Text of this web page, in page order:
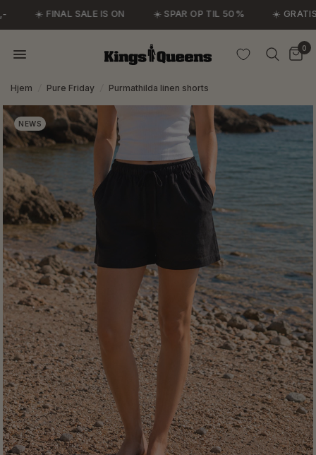
☀️ FINAL SALE IS ON ☀️ SPAR OP TIL 50% ☀️ GRATIS
0
Hjem Pure Friday Purmathilda linen shorts
NEWS